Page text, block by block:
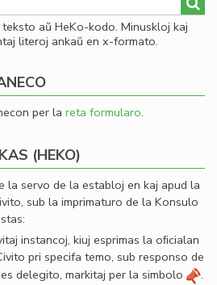
aŭ HeKo-kodo. Minuskloj kaj
literoj ankaŭ en x-formato.
per la reta formularo.
(HEKO)
la servo de la establoj en kaj apud la
sub la imprimaturo de la Konsulo
instancoj, kiuj esprimas la oﬁcialan
pri specifa temo, sub responso de
delegito, markitaj per la simbolo
.